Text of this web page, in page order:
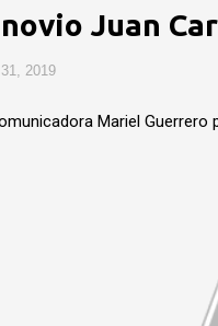
Juan
2019
Mariel Guerrero